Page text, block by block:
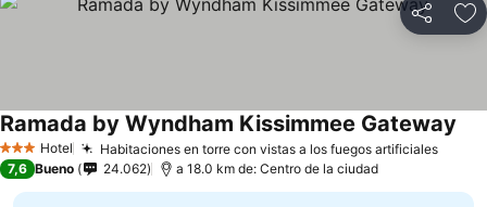
Compartir
3 Estrellas
Hotel Habitaciones en torre con vistas a los fuegos artificialesVer
Ramada by Wyndham Kissimmee Gateway
7,6 Bueno 24.062 a 18.0 km de: Centro de la ciudad